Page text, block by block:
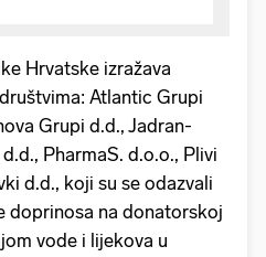
Hrvatske izražava
Atlantic Grupi
Grupi d.d., Jadran-
PharmaS. d.o.o., Plivi
d.d., koji su se odazvali
doprinosa na donatorskoj
vode i lijekova u